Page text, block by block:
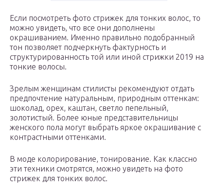
Если посмотреть фото стрижек для тонких волос, то
можно увидеть, что все они дополнены
окрашиванием. Именно правильно подобранный
тон позволяет подчеркнуть фактурность и
структурированность той или иной стрижки 2019 на
тонкие волосы.
Зрелым женщинам стилисты рекомендуют отдать
предпочтение натуральным, природным оттенкам:
шоколад, орех, каштан, светло пепельный,
золотистый. Более юные представительницы
женского пола могут выбрать яркое окрашивание с
контрастными оттенками.
В моде колорирование, тонирование. Как классно
эти техники смотрятся, можно увидеть на фото
стрижек для тонких волос.